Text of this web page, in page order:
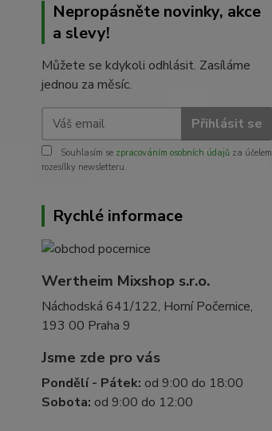
Nepropásněte novinky, akce
a slevy!
Můžete se kdykoli odhlásit. Zasíláme
jednou za měsíc.
Přihlásit se
Souhlasím se zpracováním osobních údajů za účelem
rozesílky newsletteru.
Rychlé informace
Wertheim Mixshop s.r.o.
Náchodská 641/122, Horní Počernice,
193 00 Praha 9
Jsme zde pro vás
Pondělí - Pátek: od 9:00 do 18:00
Sobota: od 9:00 do 12:00